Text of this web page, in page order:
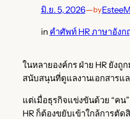
มิ.ย. 5, 2026—by
in คำศัพท์ HR ภาษาอังก
ในหลายองค์กร ฝ่าย HR ยังถู
สนับสนุนที่ดูแลงานเอกสารแ
แต่เมื่อธุรกิจแข่งขันด้วย “คน
HR ก็ต้องขยับเข้าใกล้การตัด